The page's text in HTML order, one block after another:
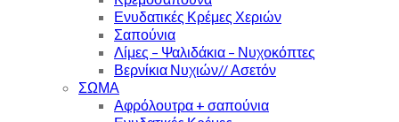
Ενυδατικές Κρέμες Χεριών
Σαπούνια
Λίμες – Ψαλιδάκια – Νυχοκόπτες
Βερνίκια Νυχιών// Ασετόν
ΣΩΜΑ
Αφρόλουτρα + σαπούνια